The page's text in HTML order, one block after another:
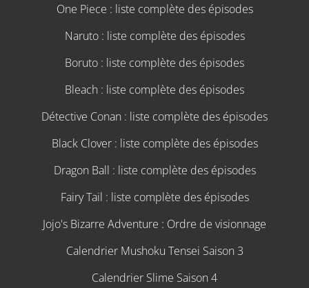
One Piece : liste complète des épisodes
Naruto : liste complète des épisodes
Boruto : liste complète des épisodes
Bleach : liste complète des épisodes
Détective Conan : liste complète des épisodes
Black Clover : liste complète des épisodes
Dragon Ball : liste complète des épisodes
Fairy Tail : liste complète des épisodes
Jojo's Bizarre Adventure : Ordre de visionnage
Calendrier Mushoku Tensei Saison 3
Calendrier Slime Saison 4